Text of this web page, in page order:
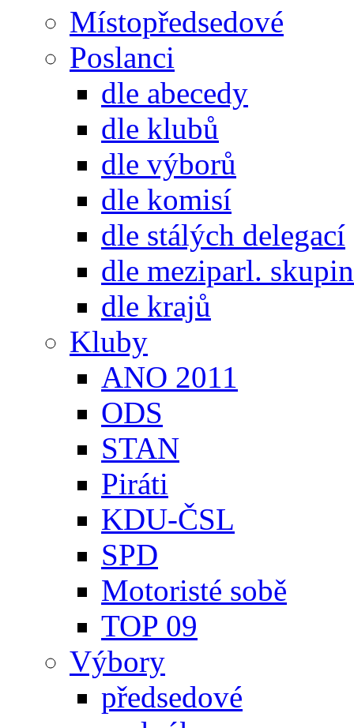
Místopředsedové
Poslanci
dle abecedy
dle klubů
dle výborů
dle komisí
dle stálých delegací
dle meziparl. skupin
dle krajů
Kluby
ANO 2011
ODS
STAN
Piráti
KDU-ČSL
SPD
Motoristé sobě
TOP 09
Výbory
předsedové